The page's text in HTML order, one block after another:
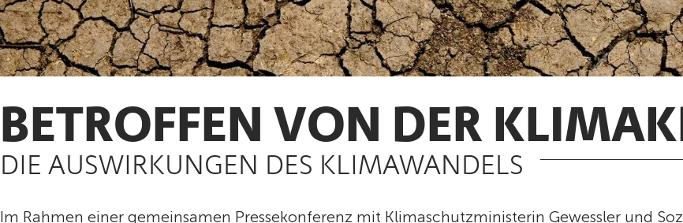
BETROFFEN VON DER
DIE AUSWIRKUNGEN DES KLIMAWANDELS
Im Rahmen einer gemeinsamen Pressekonferenz mit Klimaschutzministerin Gewessler und